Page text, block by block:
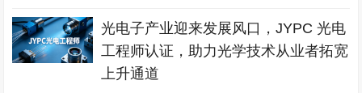
光电子产业迎来发展风口，JYPC 光电
工程师认证，助力光学技术从业者拓宽
上升通道